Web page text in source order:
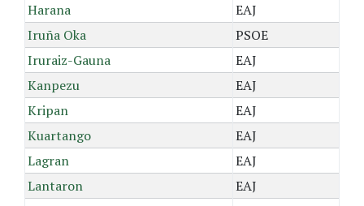
Harana
EAJ
Iruña Oka
PSOE
Iruraiz-Gauna
EAJ
Kanpezu
EAJ
Kripan
EAJ
Kuartango
EAJ
Lagran
EAJ
Lantaron
EAJ